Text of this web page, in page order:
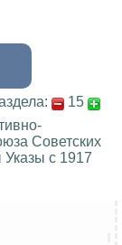
15
Советских
Указы с 1917